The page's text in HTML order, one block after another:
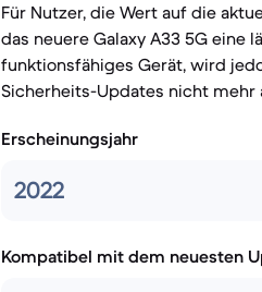
Für Nutzer, die Wert auf die
das neuere Galaxy A33 5G eine
funktionsfähiges Gerät, wird
Sicherheits-Updates nicht mehr
Erscheinungsjahr
2022
Kompatibel mit dem neuesten